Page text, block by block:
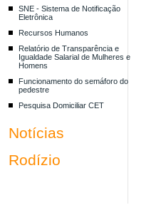
SNE - Sistema de Notificação
Eletrônica
Recursos Humanos
Relatório de Transparência e
Igualdade Salarial de Mulheres e
Homens
Funcionamento do semáforo do
pedestre
Pesquisa Domiciliar CET
Notícias
Rodízio